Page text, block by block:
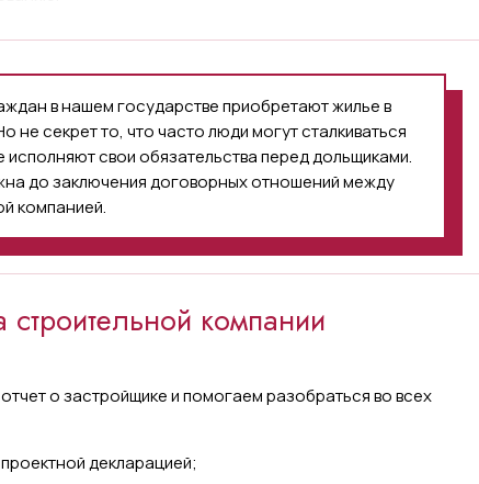
в нашем государстве приобретают жилье в
не секрет то, что часто люди могут сталкиваться
свои обязательства перед дольщиками.
до заключения договорных отношений между
компанией.
строительной компании
о застройщике и помогаем разобраться во всех
декларацией;